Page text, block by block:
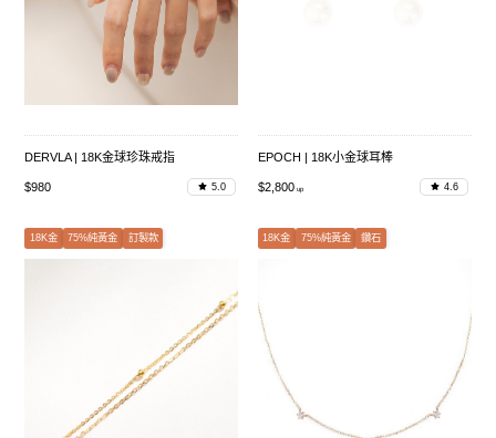
DERVLA | 18K金球珍珠戒指
$980 5.0
EPOCH | 18K小金球耳棒
$2,800 4.6
18K金 75%純黃金 訂製款 18K金 75%純黃金 鑽石